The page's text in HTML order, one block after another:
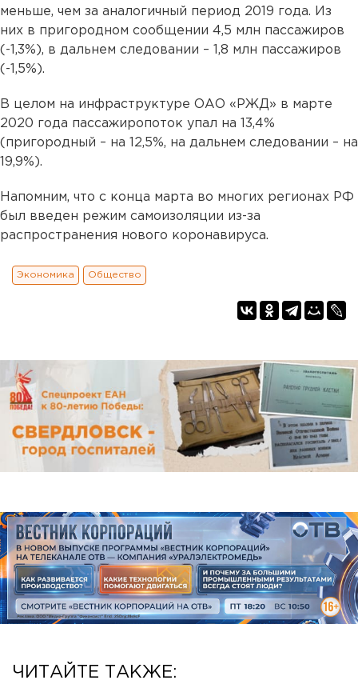
меньше, чем за аналогичный период 2019 года. Из
них в пригородном сообщении 4,5 млн пассажиров
(-1,3%), в дальнем следовании – 1,8 млн пассажиров
(-1,5%).
В целом на инфраструктуре ОАО «РЖД» в марте
2020 года пассажиропоток упал на 13,4%
(пригородный – на 12,5%, на дальнем следовании – на
19,9%).
Напомним, что с конца марта во многих регионах РФ
был введен режим самоизоляции из-за
распространения нового коронавируса.
Экономика Общество
ЧИТАЙТЕ ТАКЖЕ: